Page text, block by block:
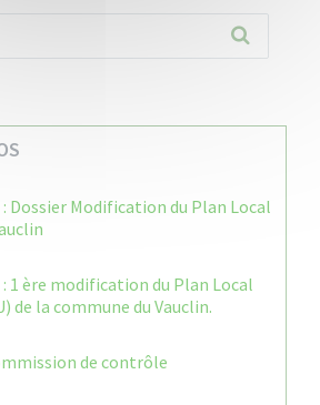
Dossier Modification du Plan Local
1 ère modification du Plan Local
de la commune du Vauclin.
de contrôle